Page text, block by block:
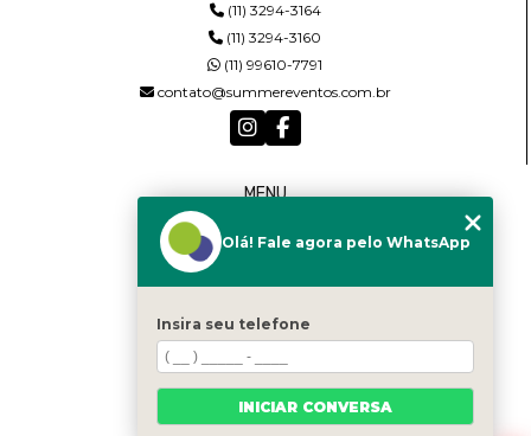
(11) 3294-3164
(11) 3294-3160
(11) 99610-7791
contato@summereventos.com.br
MENU
QUEM SOMOS
CONTATO
CATEGORIAS
MAPA DO SITE
Olá! Fale agora pelo WhatsApp
Insira seu telefone
INICIAR CONVERSA